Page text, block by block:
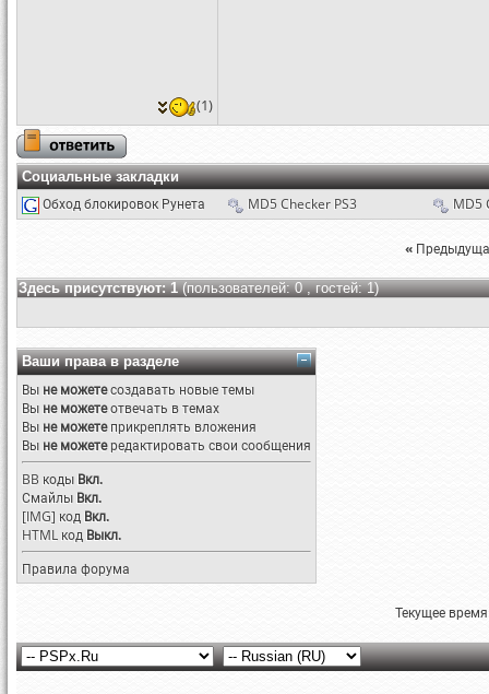
(1)
Социальные закладки
Обход блокировок Рунета MD5 Checker PS3 MD5
«
Здесь присутствуют: 1(пользователей: 0 , гостей: 1)
Ваши права в разделе
Вы не можетесоздавать новые темы
Вы не можетеотвечать в темах
Вы не можетеприкреплять вложения
Вы не можетередактировать свои сообщения
BB коды Вкл.
Смайлы Вкл.
[IMG] код Вкл.
HTML код Выкл.
Правила форума
Текущее